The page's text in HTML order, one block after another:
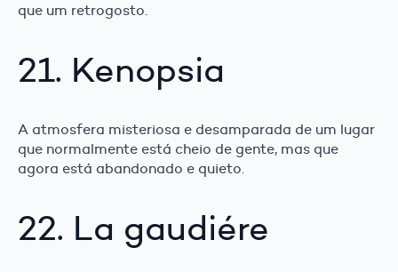
que um retrogosto.
21. Kenopsia
A atmosfera misteriosa e desamparada de um lugar
que normalmente está cheio de gente, mas que
agora está abandonado e quieto.
22. La gaudiére